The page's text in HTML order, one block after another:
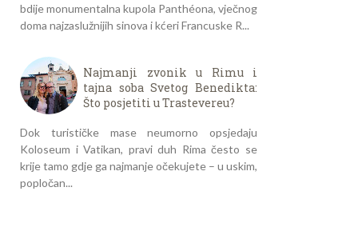
bdije monumentalna kupola Panthéona, vječnog
doma najzaslužnijih sinova i kćeri Francuske R...
Najmanji zvonik u Rimu i
tajna soba Svetog Benedikta:
Što posjetiti u Trastevereu?
Dok turističke mase neumorno opsjedaju
Koloseum i Vatikan, pravi duh Rima često se
krije tamo gdje ga najmanje očekujete – u uskim,
popločan...